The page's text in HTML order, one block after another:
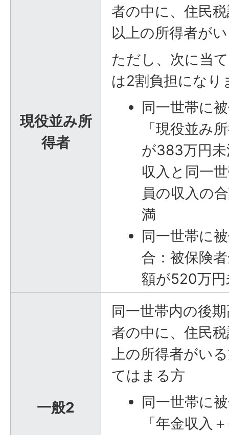
現役並み所
得者
者の中に、住民
以上の所得者が
ただし、次に当
は2割負担になり
同一世帯に
「現役並み
が383万円
収入と同一
員の収入の
満
同一世帯に
合：被保険
額が520万円
一般2
同一世帯内の後
者の中に、住民
上の所得者がい
てはまる方
同一世帯に
「年金収入